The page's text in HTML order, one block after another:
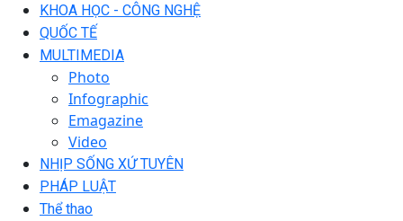
KHOA HỌC - CÔNG NGHỆ
QUỐC TẾ
MULTIMEDIA
Photo
Infographic
Emagazine
Video
NHỊP SỐNG XỨ TUYÊN
PHÁP LUẬT
Thể thao